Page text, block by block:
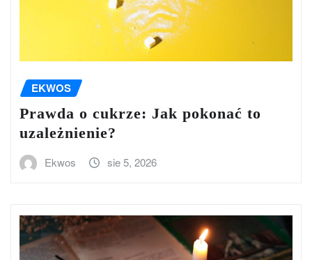
EKWOS
Prawda o cukrze: Jak pokonać to
uzależnienie?
Ekwos sie 5, 2026